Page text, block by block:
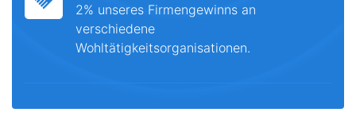
2% unseres Firmengewinns an
verschiedene
Wohltätigkeitsorganisationen.